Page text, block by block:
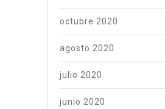
octubre 2020
agosto 2020
julio 2020
junio 2020